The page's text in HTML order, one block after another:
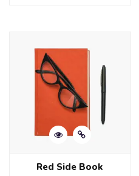
Red Side Book